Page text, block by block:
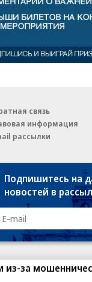
из-за
связь
информация
рассылки
проекты/
и «Официальное
kommersant.ru
Подпишитесь на
новостей в